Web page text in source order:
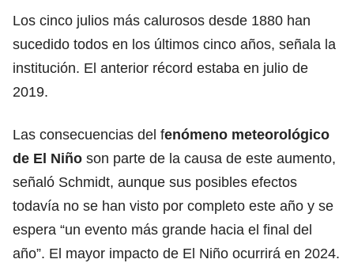
Los cinco julios más calurosos desde 1880 han
sucedido todos en los últimos cinco años, señala la
institución. El anterior récord estaba en julio de
2019.
Las consecuencias del fenómeno meteorológico
de El Niño son parte de la causa de este aumento,
señaló Schmidt, aunque sus posibles efectos
todavía no se han visto por completo este año y se
espera “un evento más grande hacia el final del
año”. El mayor impacto de El Niño ocurrirá en 2024.